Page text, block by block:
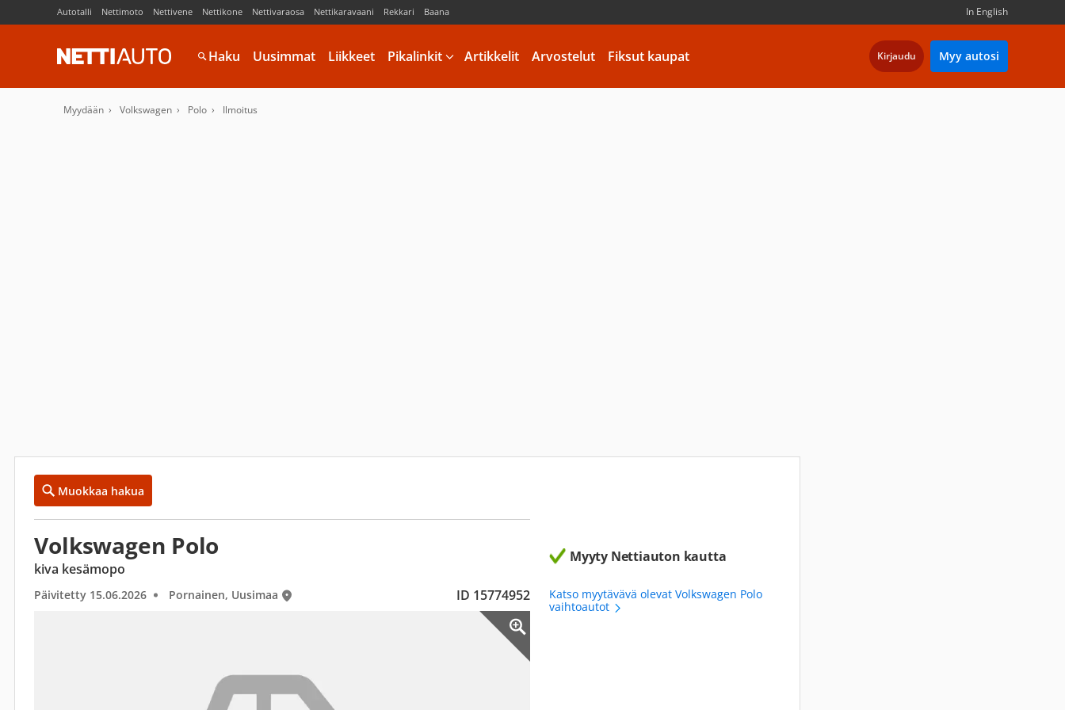
Autotalli Nettimoto Nettivene Nettikone Nettivaraosa Nettikaravaani Rekkari Baana In English
Haku Uusimmat Liikkeet Pikalinkit Artikkelit Arvostelut Fiksut kaupat Kirjaudu Myy autosi
Myydään Volkswagen Polo Ilmoitus
Muokkaa hakua
Volkswagen Polo
kiva kesämopo
Päivitetty 15.06.2026 Pornainen, Uusimaa ID 15774952
Myyty Nettiauton kautta
Katso myytävävä olevat Volkswagen Polo
vaihtoautot